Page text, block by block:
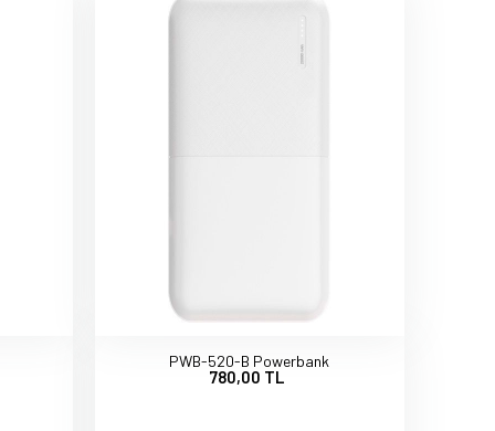
PWB-520-B Powerbank
780,00 TL